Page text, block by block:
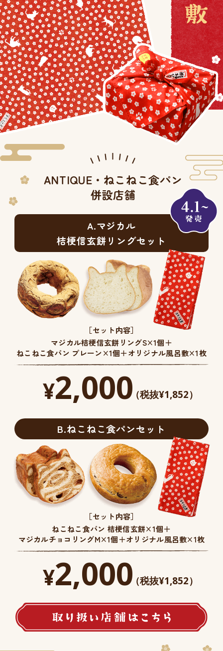
ANTIQUE・ねこねこ食パン
併設店舗
A.マジカル
桔梗信玄餅リングセット
［セット内容］
マジカル桔梗信玄餅リングS×1個＋
ねこねこ食パン プレーン×1個＋オリジナル風呂敷×1枚
¥2,000（税抜¥1,852）
B.ねこねこ食パンセット
［セット内容］
ねこねこ食パン 桔梗信玄餅×1個＋
マジカルチョコリングM×1個＋オリジナル風呂敷×1枚
¥2,000（税抜¥1,852）